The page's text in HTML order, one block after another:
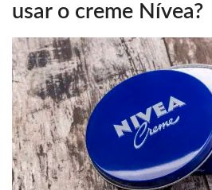
usar o creme Nívea?